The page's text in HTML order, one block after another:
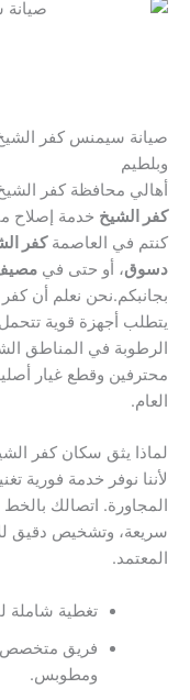
وبلطيم
أهالي محافظة كفر
كفر الشيخ خدمة إصلاح
كنتم في العاصمةكفر
دسوق، أو حتى في
بجانبكم.نحن نعلم أن
يتطلب أجهزة قوية
الرطوبة في المناطق
محترفين وقطع غيار
العام.
لماذا يثق سكان كفر
لأننا نوفر خدمة فورية
المجاورة. اتصالك
سريعة، وتشخيص دقيق
المعتمد.
تغطية شاملة
فريق متخصص
ومطوبس.